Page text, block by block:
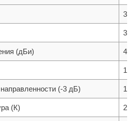
(дБи)
(-3 дБ)
(К) 2